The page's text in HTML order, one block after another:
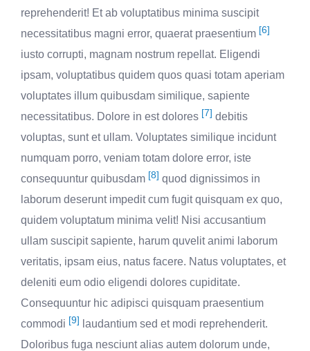
reprehenderit! Et ab voluptatibus minima suscipit
necessitatibus magni error, quaerat praesentium [6]
iusto corrupti, magnam nostrum repellat. Eligendi
ipsam, voluptatibus quidem quos quasi totam aperiam
voluptates illum quibusdam similique, sapiente
necessitatibus. Dolore in est dolores [7] debitis
voluptas, sunt et ullam. Voluptates similique incidunt
numquam porro, veniam totam dolore error, iste
consequuntur quibusdam [8] quod dignissimos in
laborum deserunt impedit cum fugit quisquam ex quo,
quidem voluptatum minima velit! Nisi accusantium
ullam suscipit sapiente, harum quvelit animi laborum
veritatis, ipsam eius, natus facere. Natus voluptates, et
deleniti eum odio eligendi dolores cupiditate.
Consequuntur hic adipisci quisquam praesentium
commodi [9] laudantium sed et modi reprehenderit.
Doloribus fuga nesciunt alias autem dolorum unde,